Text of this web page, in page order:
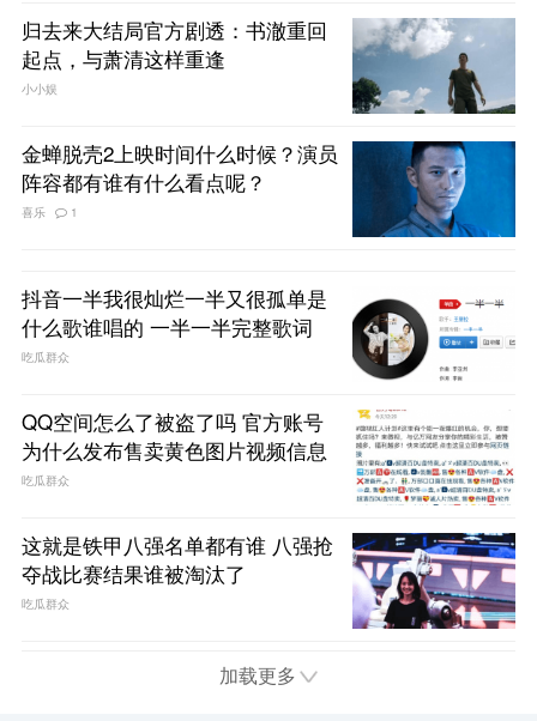
归去来大结局官方剧透：书澈重回
起点，与萧清这样重逢
小小娱
金蝉脱壳2上映时间什么时候？演员
阵容都有谁有什么看点呢？
喜乐 1
抖音一半我很灿烂一半又很孤单是
什么歌谁唱的 一半一半完整歌词
吃瓜群众
QQ空间怎么了被盗了吗 官方账号
为什么发布售卖黄色图片视频信息
吃瓜群众
这就是铁甲八强名单都有谁 八强抢
夺战比赛结果谁被淘汰了
吃瓜群众
加载更多